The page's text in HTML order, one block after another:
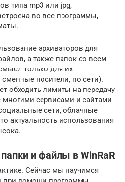
типа mp3 или jpg,
во все программы,
архиваторов для
а также папок со всем
только для их
сменные носители, по сети).
обходить лимиты на передачу
сервисами и сайтами
сети, облачные
актуальность использования
и файлы в WinRaR
Сейчас мы научимся